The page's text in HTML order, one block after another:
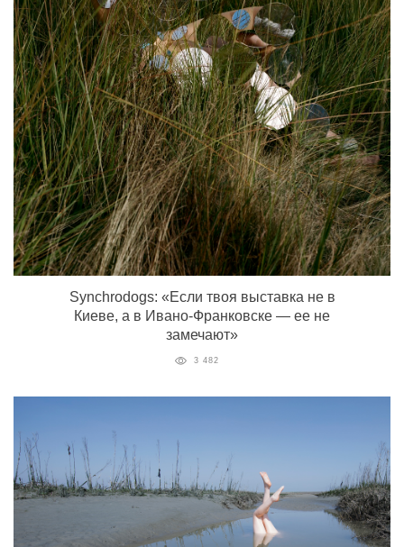
Synchrodogs: «Если твоя выставка не в
Киеве, а в Ивано-Франковске — ее не
замечают»
3 482